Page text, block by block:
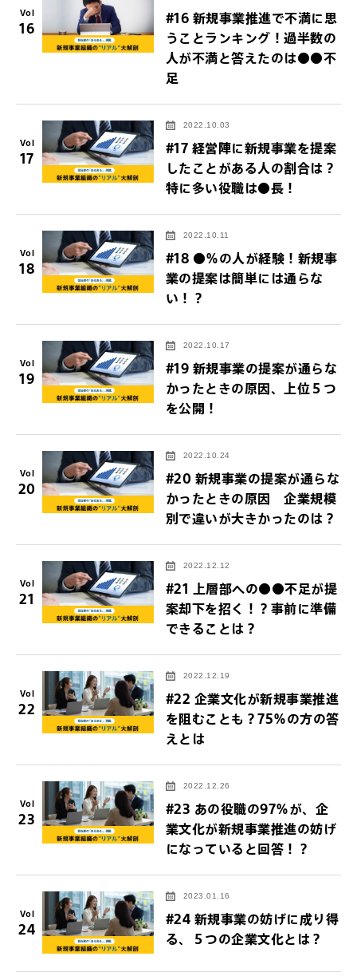
Vol
16
#16 新規事業推進で不満に思
うことランキング！過半数の
人が不満と答えたのは●●不
足
Vol
17
2022.10.03
#17 経営陣に新規事業を提案
したことがある人の割合は？
特に多い役職は●長！
Vol
18
2022.10.11
#18 ●％の人が経験！新規事
業の提案は簡単には通らな
い！？
Vol
19
2022.10.17
#19 新規事業の提案が通らな
かったときの原因、上位５つ
を公開！
Vol
20
2022.10.24
#20 新規事業の提案が通らな
かったときの原因 企業規模
別で違いが大きかったのは？
Vol
21
2022.12.12
#21 上層部への●●不足が提
案却下を招く！？事前に準備
できることは？
Vol
22
2022.12.19
#22 企業文化が新規事業推進
を阻むことも？75％の方の答
えとは
Vol
23
2022.12.26
#23 あの役職の97％が、企
業文化が新規事業推進の妨げ
になっていると回答！？
Vol
24
2023.01.16
#24 新規事業の妨げに成り得
る、５つの企業文化とは？